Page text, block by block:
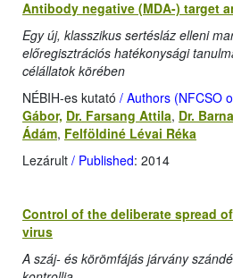
Antibody negative (MDA-) target
Egy új, klasszikus sertésláz elleni
előregisztrációs hatékonysági
célállatok körében
NÉBIH-es kutató / Authors (NFCSO
Gábor, Dr. Farsang Attila, Dr.
Ádám, Felföldiné Lévai Réka
Lezárult / Published: 2014
Control of the deliberate spread
virus
A száj- és körömfájás járvány